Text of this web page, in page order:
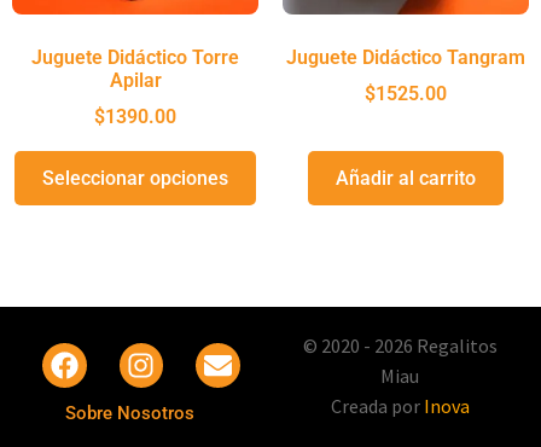
Juguete Didáctico Torre
Apilar
$1390.00
Seleccionar opciones
Juguete Didáctico Tangram
$1525.00
Añadir al carrito
Sobre Nosotros
© 2020 - 2026 Regalitos
Miau
Creada por Inova